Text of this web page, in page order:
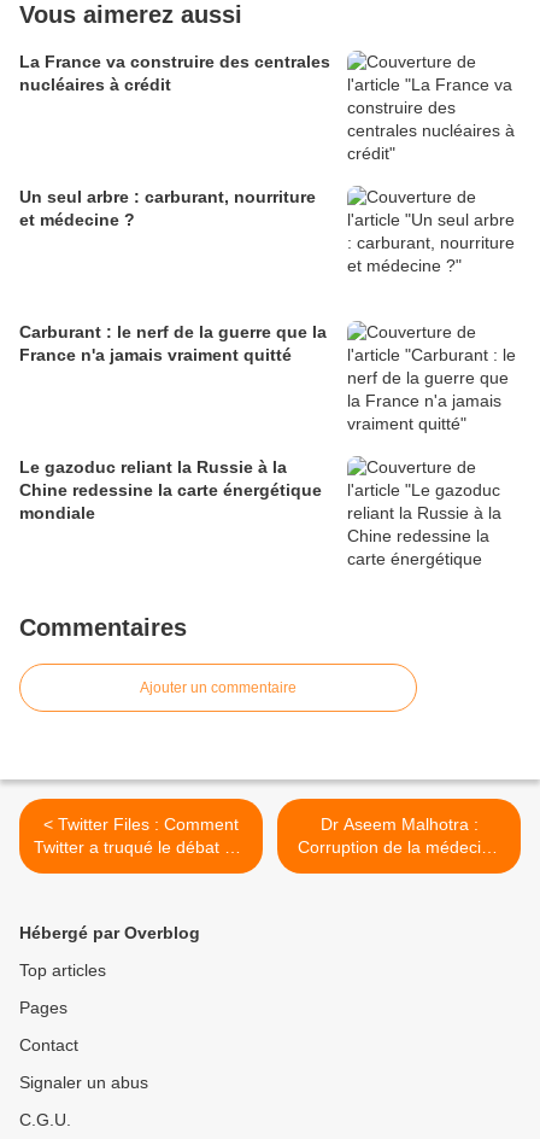
Vous aimerez aussi
La France va construire des centrales
nucléaires à crédit
Un seul arbre : carburant, nourriture
et médecine ?
Carburant : le nerf de la guerre que la
France n'a jamais vraiment quitté
Le gazoduc reliant la Russie à la
Chine redessine la carte énergétique
mondiale
Commentaires
Ajouter un commentaire
< Twitter Files : Comment
Twitter a truqué le débat sur
le Covid.
Dr Aseem Malhotra :
Corruption de la médecine
par Big Pharma >
Hébergé par Overblog
Top articles
Pages
Contact
Signaler un abus
C.G.U.